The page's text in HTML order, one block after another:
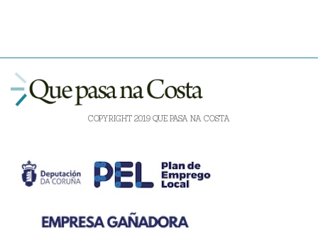
COPYRIGHT 2019 QUE PASA NA COSTA